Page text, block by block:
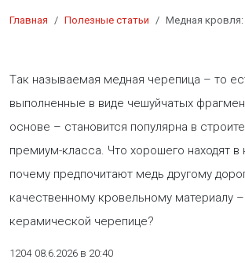
Главная Полезные статьи Медная кровля:
Т​ак называемая медная черепица – то
выполненные в виде чешуйчатых
основе – становится популярна в
премиум-класса. Что хорошего находят в
почему предпочитают медь другому
качественному кровельному материалу –
керамической черепице?
1204 08.6.2026 в 20:40